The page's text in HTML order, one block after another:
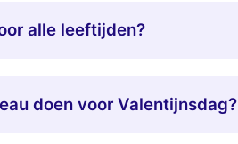
alle leeftijden?
doen voor Valentijnsdag?